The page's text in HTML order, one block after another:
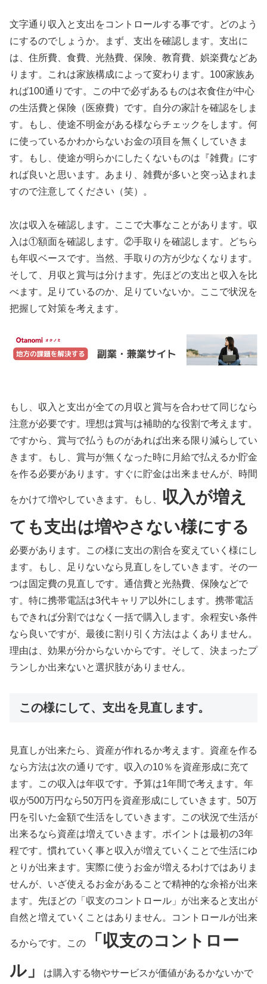
文字通り収入と支出をコントロールする事です。どのよう
にするのでしょうか。まず、支出を確認します。支出に
は、住所費、食費、光熱費、保険、教育費、娯楽費などあ
ります。これは家族構成によって変わります。100家族あ
れば100通りです。この中で必ずあるものは衣食住が中心
の生活費と保険（医療費）です。自分の家計を確認をしま
す。もし、使途不明金がある様ならチェックをします。何
に使っているかわからないお金の項目を無くしていきま
す。もし、使途が明らかにしたくないものは『雑費』にす
れば良いと思います。あまり、雑費が多いと突っ込まれま
すので注意してください（笑）。
次は収入を確認します。ここで大事なことがあります。収
入は①額面を確認します。②手取りを確認します。どちら
も年収ベースです。当然、手取りの方が少なくなります。
そして、月収と賞与は分けます。先ほどの支出と収入を比
べます。足りているのか、足りていないか。ここで状況を
把握して対策を考えます。
もし、収入と支出が全ての月収と賞与を合わせて同じなら
注意が必要です。理想は賞与は補助的な役割で考えます。
ですから、賞与で払うものがあれば出来る限り減らしてい
きます。もし、賞与が無くなった時に月給で払えるか貯金
を作る必要があります。すぐに貯金は出来ませんが、時間
をかけて増やしていきます。もし、 収入が増え
ても支出は増やさない様にする
必要があります。この様に支出の割合を変えていく様にし
ます。もし、足りないなら見直しをしていきます。その一
つは固定費の見直しです。通信費と光熱費、保険などで
す。特に携帯電話は3代キャリア以外にします。携帯電話
もできれば分割ではなく一括で購入します。余程安い条件
なら良いですが、最後に割り引く方法はよくありません。
理由は、効果が分からないからです。そして、決まったプ
ランしか出来ないと選択肢がありません。
この様にして、支出を見直します。
見直しが出来たら、資産が作れるか考えます。資産を作る
なら方法は次の通りです。収入の10％を資産形成に充て
ます。この収入は年収です。予算は1年間で考えます。年
収が500万円なら50万円を資産形成にしていきます。50万
円を引いた金額で生活をしていきます。この状況で生活が
出来るなら資産は増えていきます。ポイントは最初の3年
程です。慣れていく事と収入が増えていくことで生活にゆ
とりが出来ます。実際に使うお金が増えるわけではありま
せんが、いざ使えるお金があることで精神的な余裕が出来
ます。先ほどの「収支のコントロール」が出来ると支出が
自然と増えていくことはありません。コントロールが出来
るからです。この
「収支のコントロー
ル」
は購入する物やサービスが価値があるかないかで